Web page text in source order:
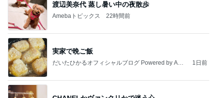
渡辺美奈代 蒸し暑い中の夜散歩
Amebaトピックス 22時間前
実家で晩ご飯
だいたひかるオフィシャルブログ Powered by Ame
1日前